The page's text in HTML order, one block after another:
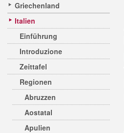
Griechenland
Italien
Einführung
Introduzione
Zeittafel
Regionen
Abruzzen
Aostatal
Apulien